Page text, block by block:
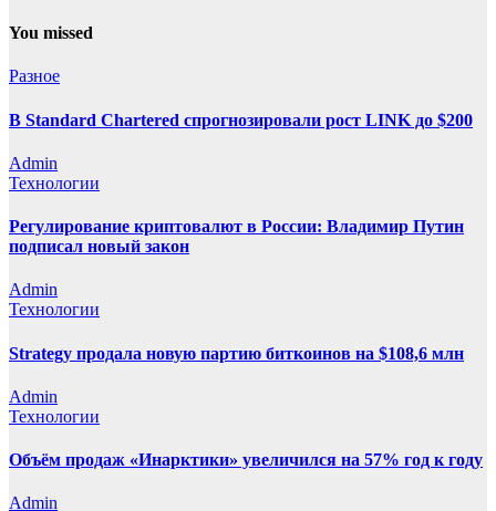
You missed
Разное
В Standard Chartered спрогнозировали рост LINK до $200
Admin
Технологии
Регулирование криптовалют в России: Владимир Путин
подписал новый закон
Admin
Технологии
Strategy продала новую партию биткоинов на $108,6 млн
Admin
Технологии
Объём продаж «Инарктики» увеличился на 57% год к году
Admin